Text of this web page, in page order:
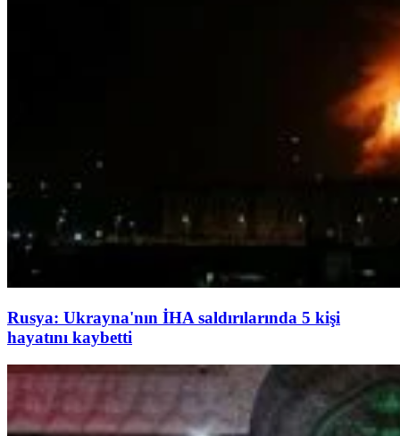
Rusya: Ukrayna'nın İHA saldırılarında 5 kişi
hayatını kaybetti